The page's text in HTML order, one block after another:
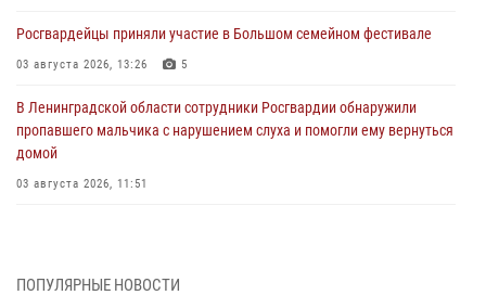
Росгвардейцы приняли участие в Большом семейном фестивале
03 августа 2026, 13:26 5
В Ленинградской области сотрудники Росгвардии обнаружили
пропавшего мальчика с нарушением слуха и помогли ему вернуться
домой
03 августа 2026, 11:51
03 августа 2026, 10:15 1
ПОПУЛЯРНЫЕ НОВОСТИ